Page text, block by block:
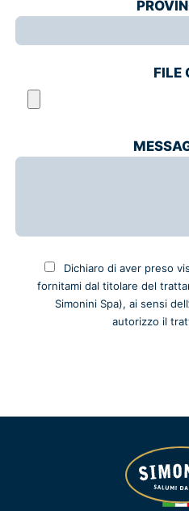
FILE
Dichiaro di aver preso
fornitami dal titolare del
Simonini Spa), ai sensi
autorizzo il